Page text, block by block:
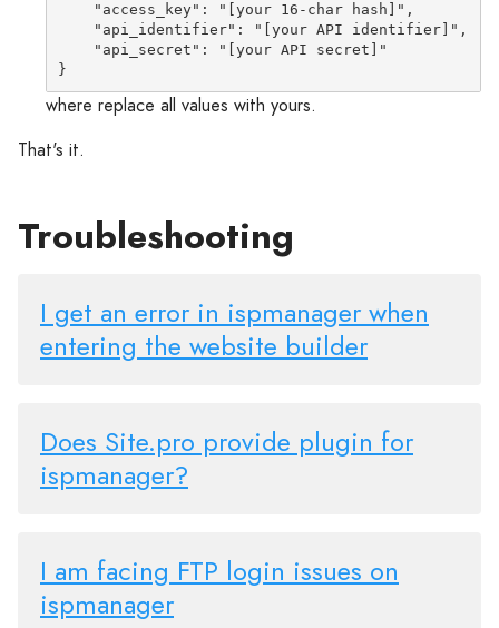
    "access_key": "[your 16-char hash]",
    "api_identifier": "[your API identifier]",
    "api_secret": "[your API secret]"
where replace all values with yours.
That's it.
Troubleshooting
I get an error in ispmanager when
entering the website builder
Does Site.pro provide plugin for
ispmanager?
I am facing FTP login issues on
ispmanager